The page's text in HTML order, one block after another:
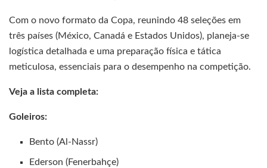
Com o novo formato da Copa, reunindo 48 seleções em
três países (México, Canadá e Estados Unidos), planeja-se
logística detalhada e uma preparação física e tática
meticulosa, essenciais para o desempenho na competição.
Veja a lista completa:
Goleiros:
Bento (Al-Nassr)
Ederson (Fenerbahçe)